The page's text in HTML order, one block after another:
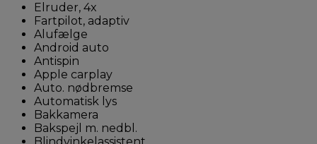
Elruder, 4x
Fartpilot, adaptiv
Alufælge
Android auto
Antispin
Apple carplay
Auto. nødbremse
Automatisk lys
Bakkamera
Bakspejl m. nedbl.